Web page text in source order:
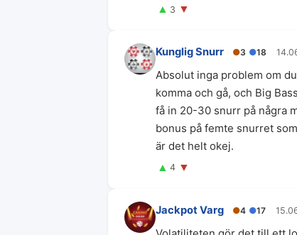
▲ 3 ▼
Kunglig Snurr ●3 ●18
Absolut inga problem om
komma och gå, och Big
få in 20-30 snurr på några
bonus på femte snurret
är det helt okej.
▲ 4 ▼
Jackpot Varg ●4 ●17